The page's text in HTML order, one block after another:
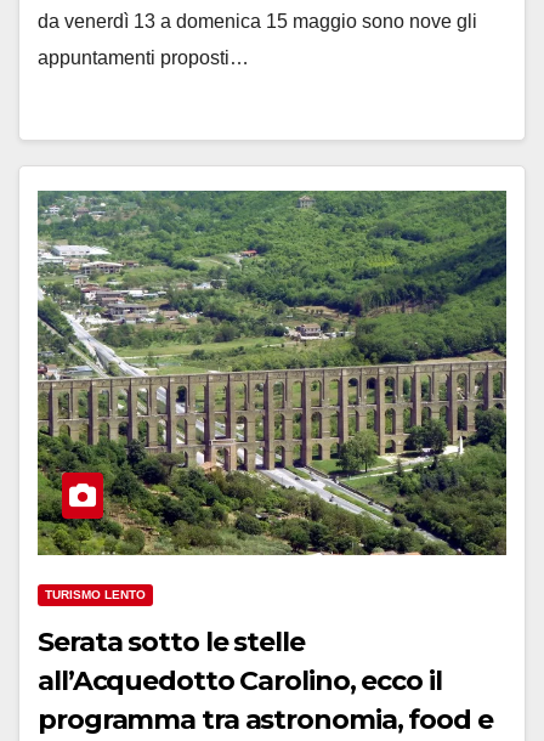
da venerdì 13 a domenica 15 maggio sono nove gli
appuntamenti proposti…
TURISMO LENTO
Serata sotto le stelle
all’Acquedotto Carolino, ecco il
programma tra astronomia, food e